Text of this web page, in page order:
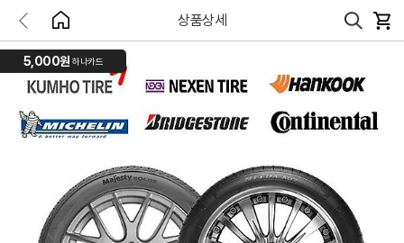
상품상세
5,000원 하나카드